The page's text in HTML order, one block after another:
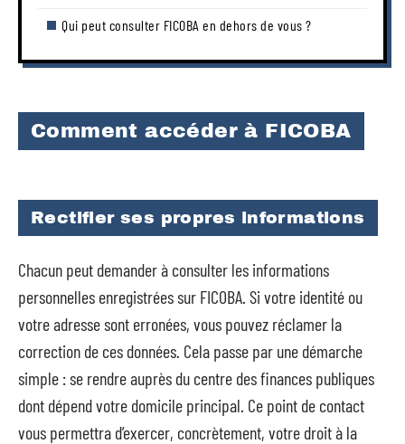
Qui peut consulter FICOBA en dehors de vous ?
Comment accéder à FICOBA
Rectifier ses propres informations
Chacun peut demander à consulter les informations
personnelles enregistrées sur FICOBA. Si votre identité ou
votre adresse sont erronées, vous pouvez réclamer la
correction de ces données. Cela passe par une démarche
simple : se rendre auprès du centre des finances publiques
dont dépend votre domicile principal. Ce point de contact
vous permettra d’exercer, concrètement, votre droit à la